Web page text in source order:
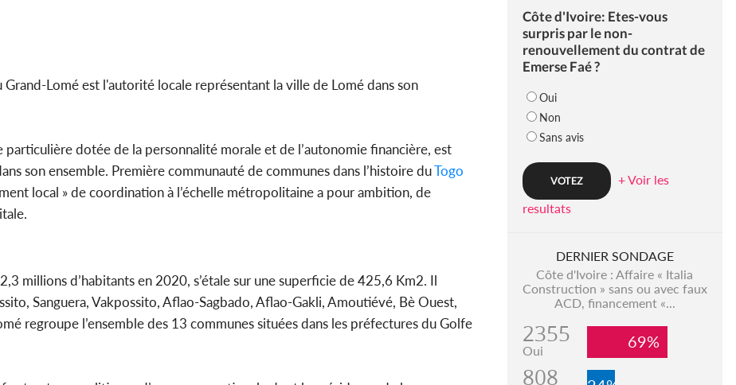
Lomé est l'autorité locale représentant la ville de Lomé dans son
dotée de la personnalité morale et de l’autonomie financière, est
son ensemble. Première communauté de communes dans l’histoire duTogo
local » de coordination à l’échelle métropolitaine a pour ambition, de
millions d’habitants en 2020, s’étale sur une superficie de 425,6 Km2. Il
Sanguera, Vakpossito, Aflao-Sagbado, Aflao-Gakli, Amoutiévé, Bè Ouest,
regroupe l’ensemble des 13 communes situées dans les préfectures du Golfe
Côte d'Ivoire: Etes-vous
surpris par le non-
renouvellement du contrat de
Emerse Faé ?
Oui
Non
Sans avis
+ Voir les
resultats
DERNIER SONDAGE
Côte d'Ivoire : Affaire « Italia
Construction » sans ou avec faux
ACD, financement «...
2355
Oui 69%
808